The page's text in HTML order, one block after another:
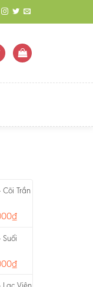
Trần
₫
₫